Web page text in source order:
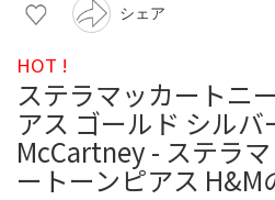
シェア
HOT !
ステラマッカートニ
アス ゴールド シル
McCartney - ステラ
ートーンピアス H&M